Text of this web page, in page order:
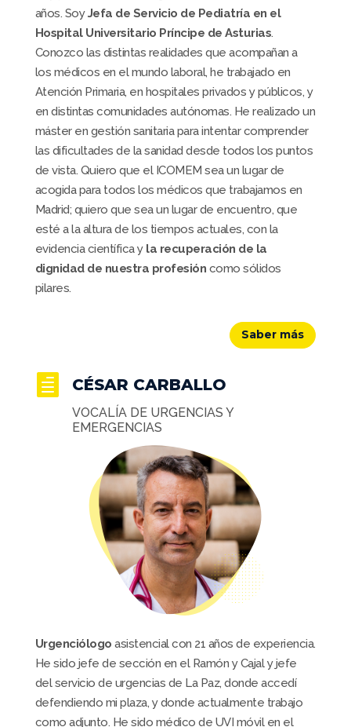
años. SoyJefa de Servicio de Pediatría en el
Hospital Universitario Príncipe de Asturias.
Conozco las distintas realidades que acompañan a
los médicos en el mundo laboral, he trabajado en
Atención Primaria, en hospitales privados y públicos, y
en distintas comunidades autónomas. He realizado un
máster en gestión sanitaria para intentar comprender
las dificultades de la sanidad desde todos los puntos
de vista. Quiero que el ICOMEM sea un lugar de
acogida para todos los médicos que trabajamos en
Madrid; quiero que sea un lugar de encuentro, que
esté a la altura de los tiempos actuales, con la
evidencia científica y la recuperación de la
dignidad de nuestra profesión como sólidos
pilares.
Saber más
 CÉSAR CARBALLO
VOCALÍA DE URGENCIAS Y
EMERGENCIAS
Urgenciólogo asistencial con 21 años de experiencia.
He sido jefe de sección en el Ramón y Cajal y jefe
del servicio de urgencias de La Paz, donde accedí
defendiendo mi plaza, y donde actualmente trabajo
como adjunto. He sido médico de UVI móvil en el